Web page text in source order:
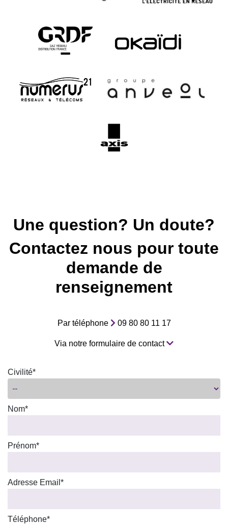
Une question? Un doute?
Contactez nous pour toute
demande de
renseignement
Par téléphone 09 80 80 11 17
Via notre formulaire de contact
Civilité*
Nom*
Prénom*
Adresse Email*
Téléphone*